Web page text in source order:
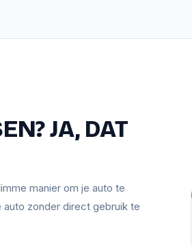
JA, DAT
manier om je auto te
zonder direct gebruik te